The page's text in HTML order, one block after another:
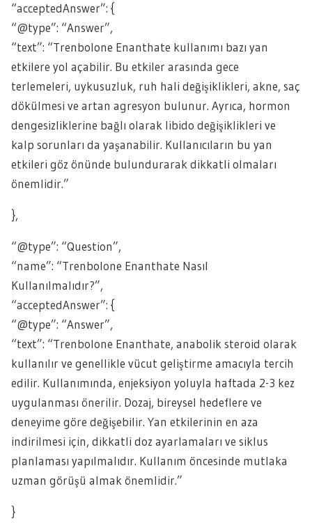
“acceptedAnswer”: {
“@type”: “Answer”,
“text”: “Trenbolone Enanthate kullanımı bazı yan
etkilere yol açabilir. Bu etkiler arasında gece
terlemeleri, uykusuzluk, ruh hali değişiklikleri, akne, saç
dökülmesi ve artan agresyon bulunur. Ayrıca, hormon
dengesizliklerine bağlı olarak libido değişiklikleri ve
kalp sorunları da yaşanabilir. Kullanıcıların bu yan
etkileri göz önünde bulundurarak dikkatli olmaları
önemlidir.”
},
“@type”: “Question”,
“name”: “Trenbolone Enanthate Nasıl
Kullanılmalıdır?”,
“acceptedAnswer”: {
“@type”: “Answer”,
“text”: “Trenbolone Enanthate, anabolik steroid olarak
kullanılır ve genellikle vücut geliştirme amacıyla tercih
edilir. Kullanımında, enjeksiyon yoluyla haftada 2-3 kez
uygulanması önerilir. Dozaj, bireysel hedeflere ve
deneyime göre değişebilir. Yan etkilerinin en aza
indirilmesi için, dikkatli doz ayarlamaları ve siklus
planlaması yapılmalıdır. Kullanım öncesinde mutlaka
uzman görüşü almak önemlidir.”
}